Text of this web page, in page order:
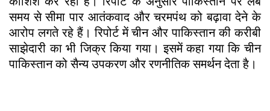
समय से सीमा पार आतंकवाद और चरमपंथ को बढ़ावा देने के
आरोप लगते रहे हैं। रिपोर्ट में चीन और पाकिस्तान की करीबी
साझेदारी का भी जिक्र किया गया। इसमें कहा गया कि चीन
पाकिस्तान को सैन्य उपकरण और रणनीतिक समर्थन देता है।